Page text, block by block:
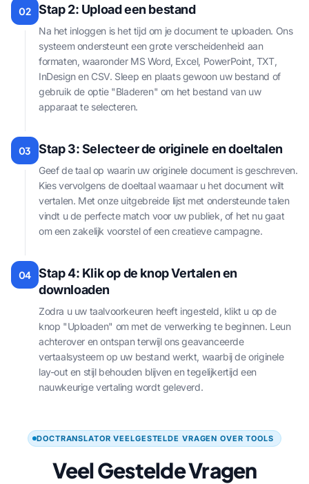
02 Stap 2: Upload een bestand
Na het inloggen is het tijd om je document te uploaden. Ons
systeem ondersteunt een grote verscheidenheid aan
formaten, waaronder MS Word, Excel, PowerPoint, TXT,
InDesign en CSV. Sleep en plaats gewoon uw bestand of
gebruik de optie "Bladeren" om het bestand van uw
apparaat te selecteren.
03 Stap 3: Selecteer de originele en doeltalen
Geef de taal op waarin uw originele document is geschreven.
Kies vervolgens de doeltaal waarnaar u het document wilt
vertalen. Met onze uitgebreide lijst met ondersteunde talen
vindt u de perfecte match voor uw publiek, of het nu gaat
om een zakelijk voorstel of een creatieve campagne.
04
Stap 4: Klik op de knop Vertalen en
downloaden
Zodra u uw taalvoorkeuren heeft ingesteld, klikt u op de
knop "Uploaden" om met de verwerking te beginnen. Leun
achterover en ontspan terwijl ons geavanceerde
vertaalsysteem op uw bestand werkt, waarbij de originele
lay-out en stijl behouden blijven en tegelijkertijd een
nauwkeurige vertaling wordt geleverd.
DOCTRANSLATOR VEELGESTELDE VRAGEN OVER TOOLS
Veel Gestelde Vragen